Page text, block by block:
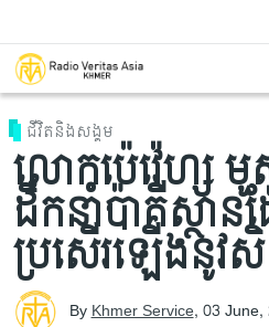
ជីវិតនិងសង្គម
លោកប៉េវ៉េហ្ស មូស្
ដឹកនាំប៉ាគីស្ថាន
ប្រសើរឡើងនូវសិ
ByKhmer Service, 03 June,